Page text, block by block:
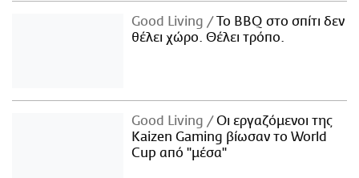
Good Living
Το BBQ στο σπίτι δεν
θέλει χώρο. Θέλει τρόπο.
Good Living
Οι εργαζόμενοι της
Kaizen Gaming βίωσαν το World
Cup από "μέσα"